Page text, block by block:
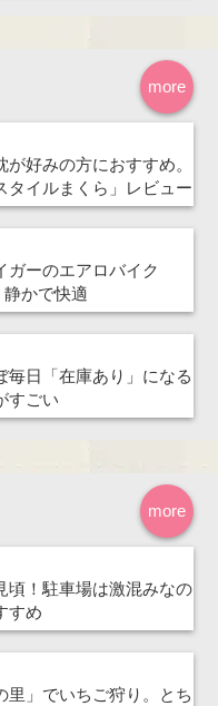
more
好みの方におすすめ。
タイルまくら」レビュー
ガーのエアロバイク
静かで快適
毎日「在庫あり」になる
すごい
more
頃！駐車場は激混みなの
すめ
里」でいちご狩り。とち